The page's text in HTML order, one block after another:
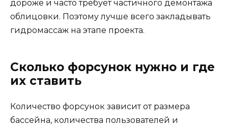
дороже и часто требует частичного демонтажа
облицовки. Поэтому лучше всего закладывать
гидромассаж на этапе проекта.
Сколько форсунок нужно и где
их ставить
Количество форсунок зависит от размера
бассейна, количества пользователей и